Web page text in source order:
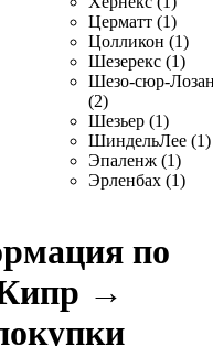
Церматт (1)
Цолликон (1)
Шезерекс (1)
Шезо-сюр-
(2)
Шезьер (1)
ШиндельЛее (1)
Эпаленж (1)
Эрленбах (1)
по
→